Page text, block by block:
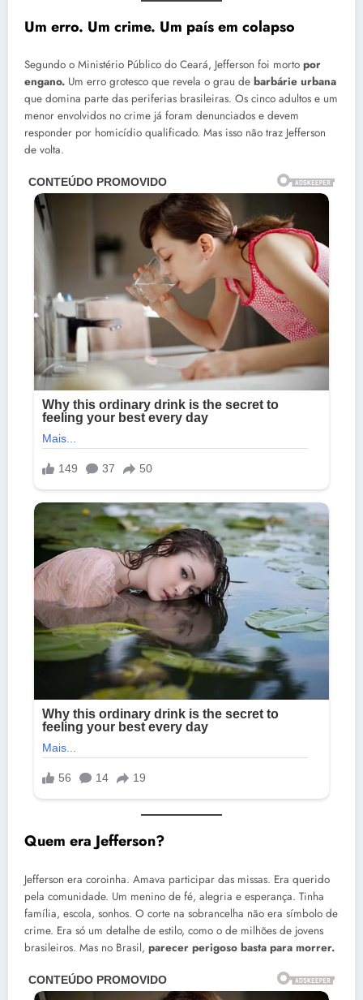
Um erro. Um crime. Um país em colapso
Segundo o Ministério Público do Ceará, Jefferson foi morto por
engano. Um erro grotesco que revela o grau de barbárie urbana
que domina parte das periferias brasileiras. Os cinco adultos e um
menor envolvidos no crime já foram denunciados e devem
responder por homicídio qualificado. Mas isso não traz Jefferson
de volta.
Quem era Jefferson?
Jefferson era coroinha. Amava participar das missas. Era querido
pela comunidade. Um menino de fé, alegria e esperança. Tinha
família, escola, sonhos. O corte na sobrancelha não era símbolo de
crime. Era só um detalhe de estilo, como o de milhões de jovens
brasileiros. Mas no Brasil, parecer perigoso basta para morrer.